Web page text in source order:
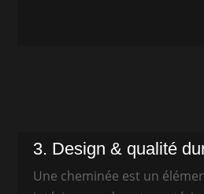
3. Design & qualité
Une cheminée est un